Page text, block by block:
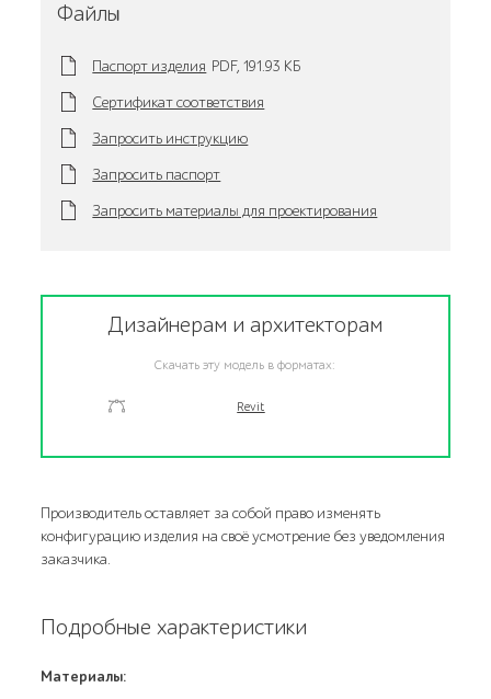
Файлы
Паспорт изделия PDF, 191.93 KБ
Сертификат соответствия
Запросить инструкцию
Запросить паспорт
Запросить материалы для проектирования
Дизайнерам и архитекторам
Скачать эту модель в форматах:
Revit
Производитель оставляет за собой право изменять
конфигурацию изделия на своё усмотрение без уведомления
заказчика.
Подробные характеристики
Материалы: